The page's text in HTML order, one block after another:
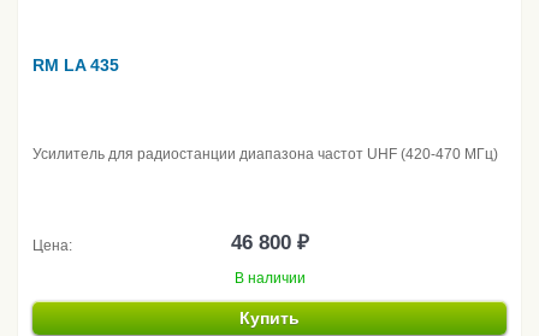
RM LA 435
Усилитель для радиостанции диапазона частот UHF (420-470 МГц)
Цена: 46 800 ₽
В наличии
Купить